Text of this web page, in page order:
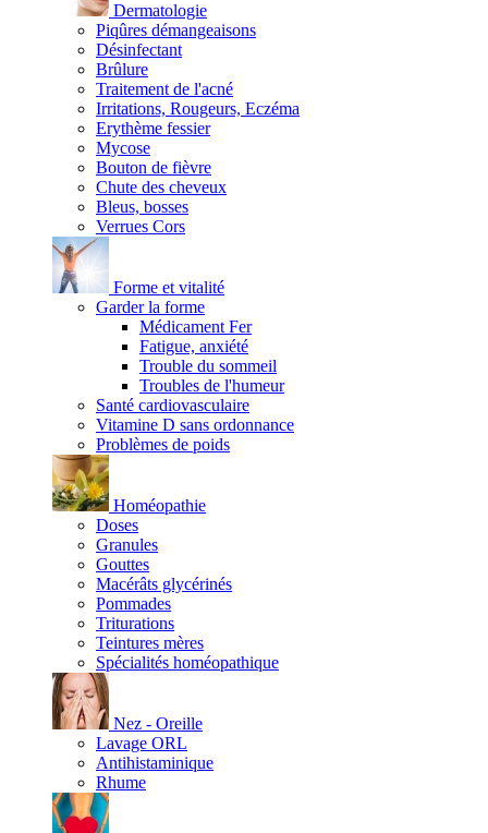
Dermatologie
Piqûres démangeaisons
Désinfectant
Brûlure
Traitement de l'acné
Irritations, Rougeurs, Eczéma
Erythème fessier
Mycose
Bouton de fièvre
Chute des cheveux
Bleus, bosses
Verrues Cors
Forme et vitalité
Garder la forme
Médicament Fer
Fatigue, anxiété
Trouble du sommeil
Troubles de l'humeur
Santé cardiovasculaire
Vitamine D sans ordonnance
Problèmes de poids
Homéopathie
Doses
Granules
Gouttes
Macérâts glycérinés
Pommades
Triturations
Teintures mères
Spécialités homéopathique
Nez - Oreille
Lavage ORL
Antihistaminique
Rhume